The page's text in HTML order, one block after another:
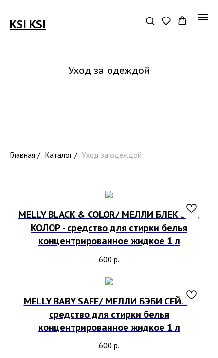
KSI KSI
Уход за одеждой
Главная / Каталог / Уход за одеждой
MELLY BLACK & COLOR/ МЕЛЛИ БЛЕК ЭНД
КОЛОР - средство для стирки белья
концентрированное жидкое 1 л
600 р.
MELLY BABY SAFE/ МЕЛЛИ БЭБИ СЕЙФ -
средство для стирки белья
концентрированное жидкое 1 л
600 р.